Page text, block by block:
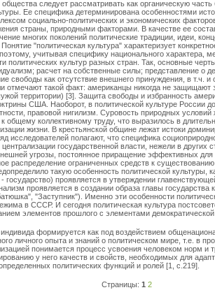
следует рассматривать как органическую
Ее специфика детерминирована особенностями
социально-политических и экономических
страны, природными факторами. В качестве ее
многих поколений политические традиции, идеи,
"политическая культура" характеризует
учитывая специфику национального характера,
политических культур разных стран. Так, основные
расчет на собственные силы; представление о
свободы как отсутствие внешнего принуждения, в т.ч. и
отмечают такой факт: американцы никогда не защищают
территории) [3]. Защита свободы и избранность
США. Наоборот, в политической культуре России
правовой нигилизм. Суровость природных условий
к общему коллективному труду, что выразилось в
жизни. В крестьянской общине лежат истоки
исследователей полагают, что специфика
государственной власти, нежели в других
угрозы, постоянное приращение эффективных для
распределение ограниченных средств к
такую особенность политической культуры,
проявляется в утверждении
проявляется в создании образа главы государства
"Заступник"). Именно эти особенности
в СССР. И сегодня политическая культура
элементов прошлого с элементами демократической
индивида формируется как под воздействием
личного опыта и знаний о политическом мире, т.е. в
понимается процесс усвоения человеком норм и
у него качеств и свойств, необходимых для
политических функций и ролей [1, с.219].
Страницы: 1 2